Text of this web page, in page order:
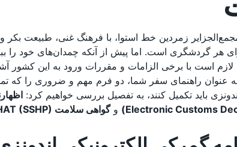
زمردین خط استوا، با فرهنگ غنی، طبیعت بکر
هر گردشگری است. اما پیش از آنکه چمدان‌های خود را
است با برخی الزامات و مقررات ورود به این کشور
عنوان راهنمای سفر شما، دو فرم مهم و ضروری را که
باید تکمیل کنند، به تفصیل بررسی خواهیم کرد:
وگواهی سلامت SATUSEHAT (SSHP)